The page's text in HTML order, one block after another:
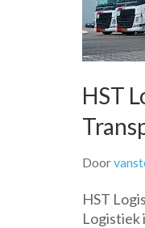
HST
Door
HST
Logistiek